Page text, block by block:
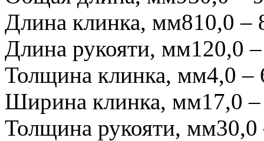
Длина клинка, мм810,0 –
Длина рукояти, мм120,0
Толщина клинка, мм4,0 –
Ширина клинка, мм17,0
Толщина рукояти, мм30,0